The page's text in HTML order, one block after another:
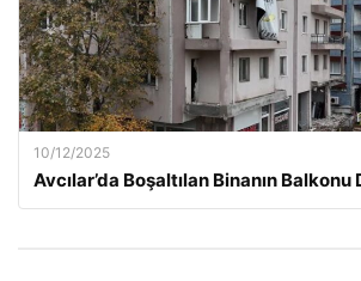
10/12/2025
Avcılar’da Boşaltılan Binanın Balkonu